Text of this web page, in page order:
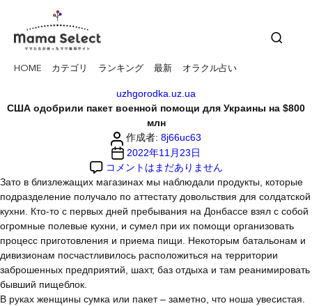
HOME カテゴリ ランキング 最新 オラクル占い
カ
テ
ゴ
リ
ー
uzhgorodka.uz.ua
США одобрили пакет военной помощи для Украины на $800
млн
投
稿
者
作成者: 8j66uc63
投
稿
日
2022年11月23日
США
одобрили
пакет
военной
помощи
для
Украины
на
млн
コメントはまだありません
Зато в близлежащих магазинах мы наблюдали продукты, которые
подразделение получало по аттестату довольствия для солдатской
кухни. Кто-то с первых дней пребывания на Донбассе взял с собой
огромные полевые кухни, и сумел при их помощи организовать
процесс приготовления и приема пищи. Некоторым батальонам и
дивизионам посчастливилось расположиться на территории
заброшенных предприятий, шахт, баз отдыха и там реанимировать
бывший пищеблок.
В руках женщины сумка или пакет – заметно, что ноша увесистая.